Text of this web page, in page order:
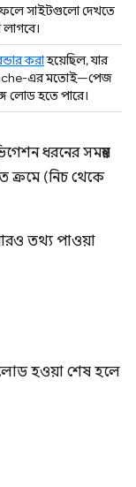
ফলে সাইটগুলো দেখতে
করাহয়েছিল, যার
এর মতোই—পেজ
লোড হতে পারে।
ধরনের সমন্বয়
ক্রমে (নিচ থেকে
তথ্য পাওয়া
লোড হওয়া শেষ হলে